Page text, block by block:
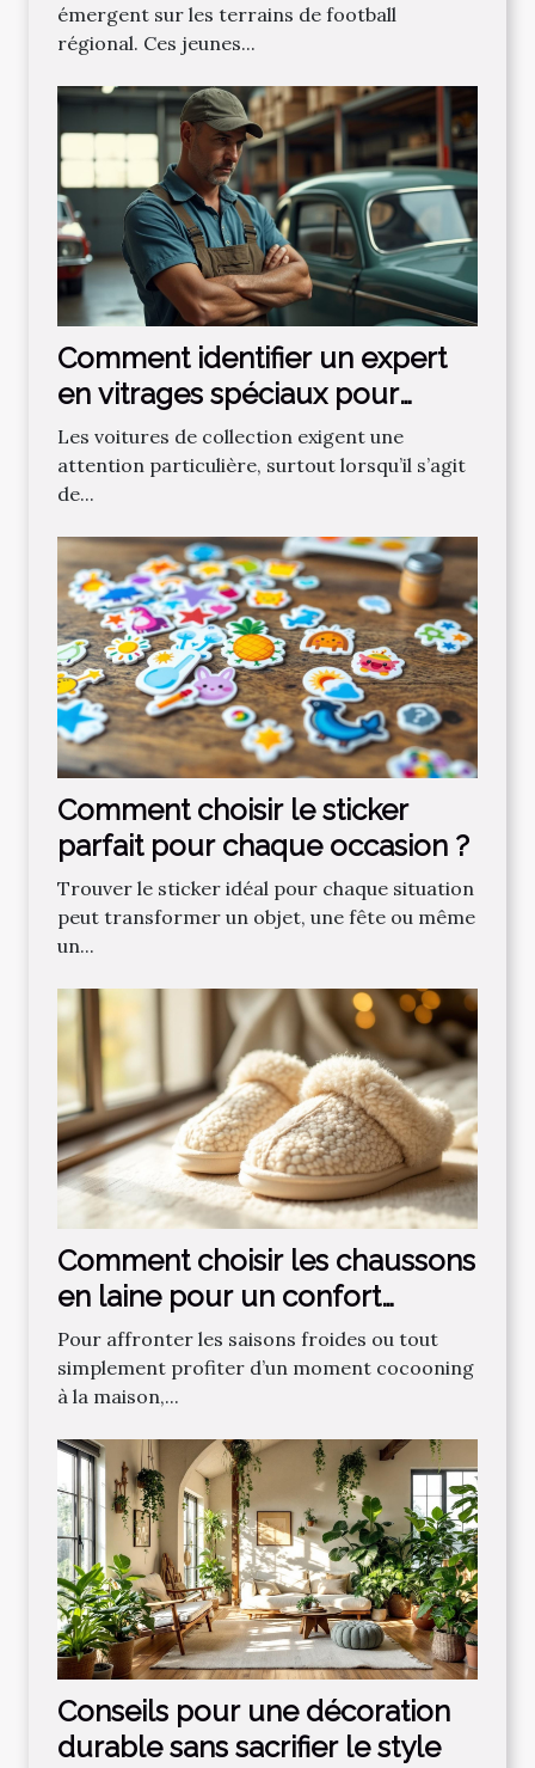
émergent sur les terrains de football
régional. Ces jeunes...
Comment identifier un expert
en vitrages spéciaux pour
voitures de collection ?
Les voitures de collection exigent une
attention particulière, surtout lorsqu’il s’agit
de...
Comment choisir le sticker
parfait pour chaque occasion ?
Trouver le sticker idéal pour chaque situation
peut transformer un objet, une fête ou même
un...
Comment choisir les chaussons
en laine pour un confort
optimal ?
Pour affronter les saisons froides ou tout
simplement profiter d’un moment cocooning
à la maison,...
Conseils pour une décoration
durable sans sacrifier le style